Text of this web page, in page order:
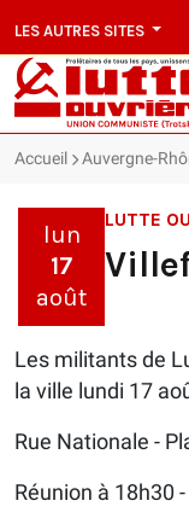
LES AUTRES SITES
Accueil Auvergne-
lun
17
août
LUTTE
Les militants de
la ville lundi 17
Rue Nationale -
Réunion à 18h30